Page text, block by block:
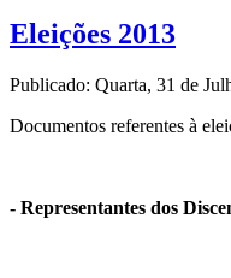
Eleições 2013
Publicado: Quarta, 31 de
Documentos referentes à
- Representantes dos